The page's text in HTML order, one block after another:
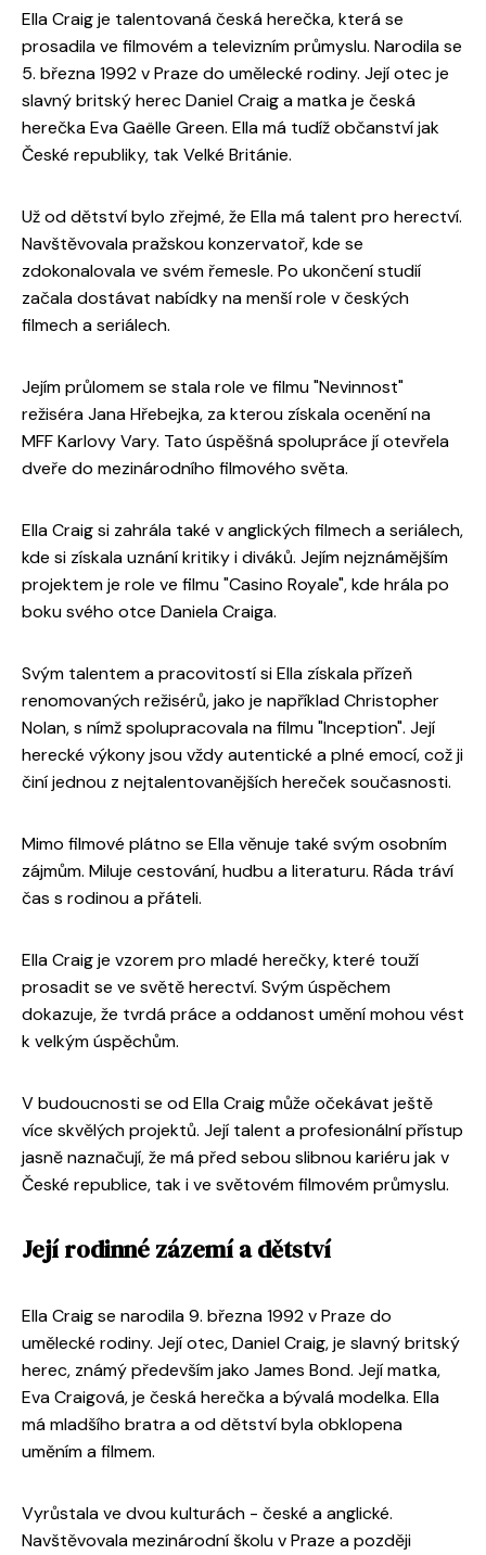
Ella Craig je talentovaná česká herečka, která se
prosadila ve filmovém a televizním průmyslu. Narodila se
5. března 1992 v Praze do umělecké rodiny. Její otec je
slavný britský herec Daniel Craig a matka je česká
herečka Eva Gaëlle Green. Ella má tudíž občanství jak
České republiky, tak Velké Británie.
Už od dětství bylo zřejmé, že Ella má talent pro herectví.
Navštěvovala pražskou konzervatoř, kde se
zdokonalovala ve svém řemesle. Po ukončení studií
začala dostávat nabídky na menší role v českých
filmech a seriálech.
Jejím průlomem se stala role ve filmu "Nevinnost"
režiséra Jana Hřebejka, za kterou získala ocenění na
MFF Karlovy Vary. Tato úspěšná spolupráce jí otevřela
dveře do mezinárodního filmového světa.
Ella Craig si zahrála také v anglických filmech a seriálech,
kde si získala uznání kritiky i diváků. Jejím nejznámějším
projektem je role ve filmu "Casino Royale", kde hrála po
boku svého otce Daniela Craiga.
Svým talentem a pracovitostí si Ella získala přízeň
renomovaných režisérů, jako je například Christopher
Nolan, s nímž spolupracovala na filmu "Inception". Její
herecké výkony jsou vždy autentické a plné emocí, což ji
činí jednou z nejtalentovanějších hereček současnosti.
Mimo filmové plátno se Ella věnuje také svým osobním
zájmům. Miluje cestování, hudbu a literaturu. Ráda tráví
čas s rodinou a přáteli.
Ella Craig je vzorem pro mladé herečky, které touží
prosadit se ve světě herectví. Svým úspěchem
dokazuje, že tvrdá práce a oddanost umění mohou vést
k velkým úspěchům.
V budoucnosti se od Ella Craig může očekávat ještě
více skvělých projektů. Její talent a profesionální přístup
jasně naznačují, že má před sebou slibnou kariéru jak v
České republice, tak i ve světovém filmovém průmyslu.
Její rodinné zázemí a dětství
Ella Craig se narodila 9. března 1992 v Praze do
umělecké rodiny. Její otec, Daniel Craig, je slavný britský
herec, známý především jako James Bond. Její matka,
Eva Craigová, je česká herečka a bývalá modelka. Ella
má mladšího bratra a od dětství byla obklopena
uměním a filmem.
Vyrůstala ve dvou kulturách - české a anglické.
Navštěvovala mezinárodní školu v Praze a později